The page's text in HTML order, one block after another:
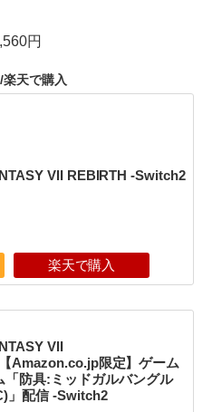
円
天で購入
VII REBIRTH -Switch2
楽天で購入
VII
Amazon.co.jp限定】ゲーム
「防具:ミッドガルバングル
」配信 -Switch2